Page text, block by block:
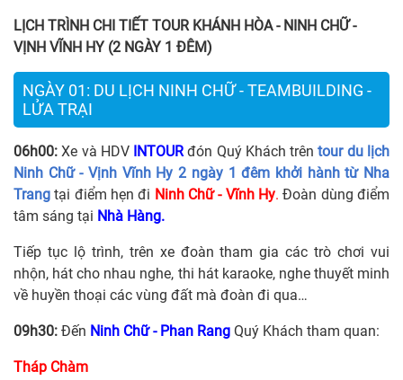
LỊCH TRÌNH CHI TIẾT TOUR KHÁNH HÒA - NINH CHỮ -
VỊNH VĨNH HY (2 NGÀY 1 ĐÊM)
NGÀY 01: DU LỊCH NINH CHỮ - TEAMBUILDING -
LỬA TRẠI
06h00: Xe và HDV INTOURđón Quý Khách trêntour du lịch
Ninh Chữ - Vịnh Vĩnh Hy 2 ngày 1 đêm khởi hành từ Nha
Trang tại điểm hẹn đi Ninh Chữ - Vĩnh Hy. Đoàn dùng điểm
tâm sáng tại Nhà Hàng.
Tiếp tục lộ trình, trên xe đoàn tham gia các trò chơi vui
nhộn, hát cho nhau nghe, thi hát karaoke, nghe thuyết minh
về huyền thoại các vùng đất mà đoàn đi qua…
09h30: Đến Ninh Chữ - Phan Rang Quý Khách tham quan:
Tháp Chàm